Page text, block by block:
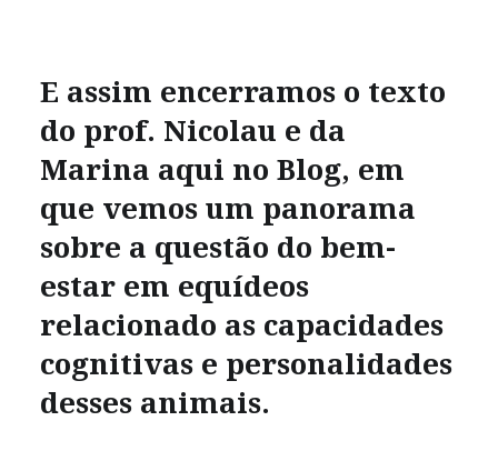
E assim encerramos o texto
do prof. Nicolau e da
Marina aqui no Blog, em
que vemos um panorama
sobre a questão do bem-
estar em equídeos
relacionado as capacidades
cognitivas e personalidades
desses animais.